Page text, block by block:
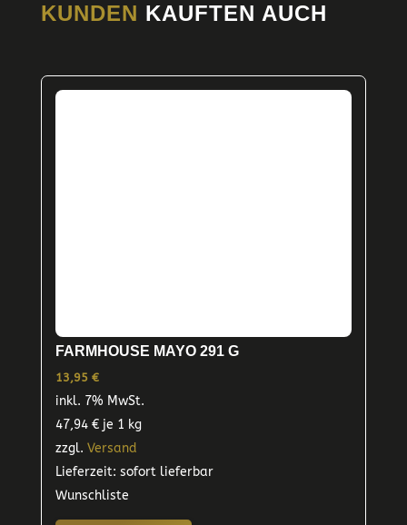
KUNDEN KAUFTEN AUCH
FARMHOUSE MAYO 291 G
13,95 €
inkl. 7% MwSt.
47,94 €je 1 kg
zzgl. Versand
Lieferzeit: sofort lieferbar
Wunschliste